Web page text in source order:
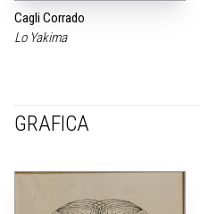
Cagli Corrado
Lo Yakima
GRAFICA